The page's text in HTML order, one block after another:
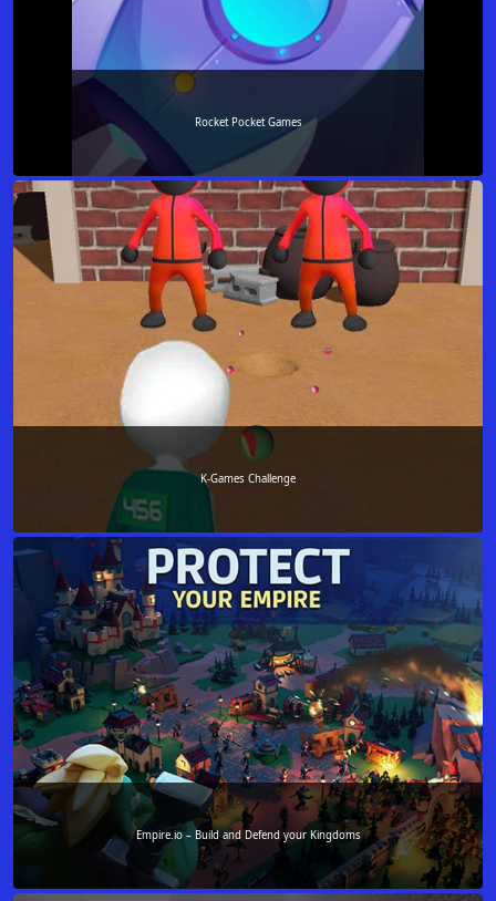
Rocket Pocket Games
K-Games Challenge
Empire.io – Build and Defend your Kingdoms